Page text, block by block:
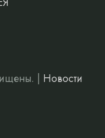
| Новости